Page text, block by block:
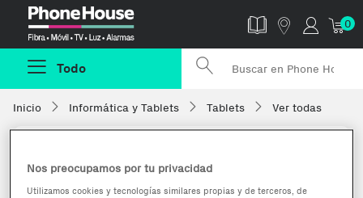
0
Todo
Inicio Informática y Tablets Tablets Ver todas
Nos preocupamos por tu privacidad
Utilizamos cookies y tecnologías similares propias y de terceros, de